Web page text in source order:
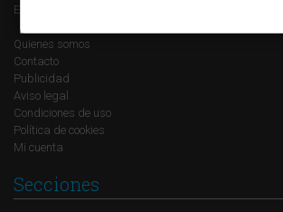
España, perteneciente al Grupo XXI de
Quienes somos
Contacto
Publicidad
Aviso legal
Condiciones de uso
Política de cookies
Mi cuenta
Secciones